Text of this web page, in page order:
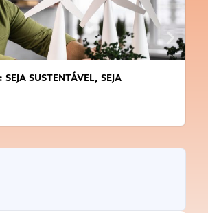
SUSTENTÁVEL, SEJA